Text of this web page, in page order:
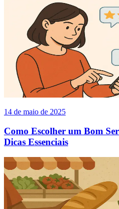
14 de maio de 2025
Como Escolher um Bom
Dicas Essenciais